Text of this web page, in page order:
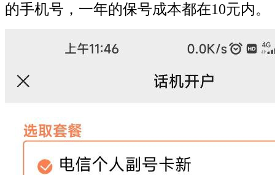
的手机号，一年的保号成本都在10元内。